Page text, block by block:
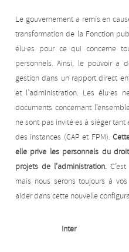
Le gouvernement a remis en
transformation de la Fonction
élu·es pour ce qui concerne
personnels. Ainsi, le pouvoir a
gestion dans un rapport direct
et l’administration. Les élu·es
documents concernant
ne sont pas invité·es à siéger
des instances (CAP et FPM).
elle prive les personnels du
projets de l’administration.
mais nous serons toujours à
aider dans cette nouvelle
Inter